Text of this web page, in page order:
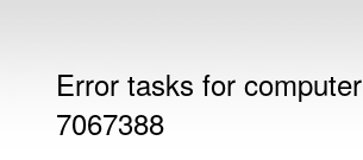
Error tasks for computer
7067388